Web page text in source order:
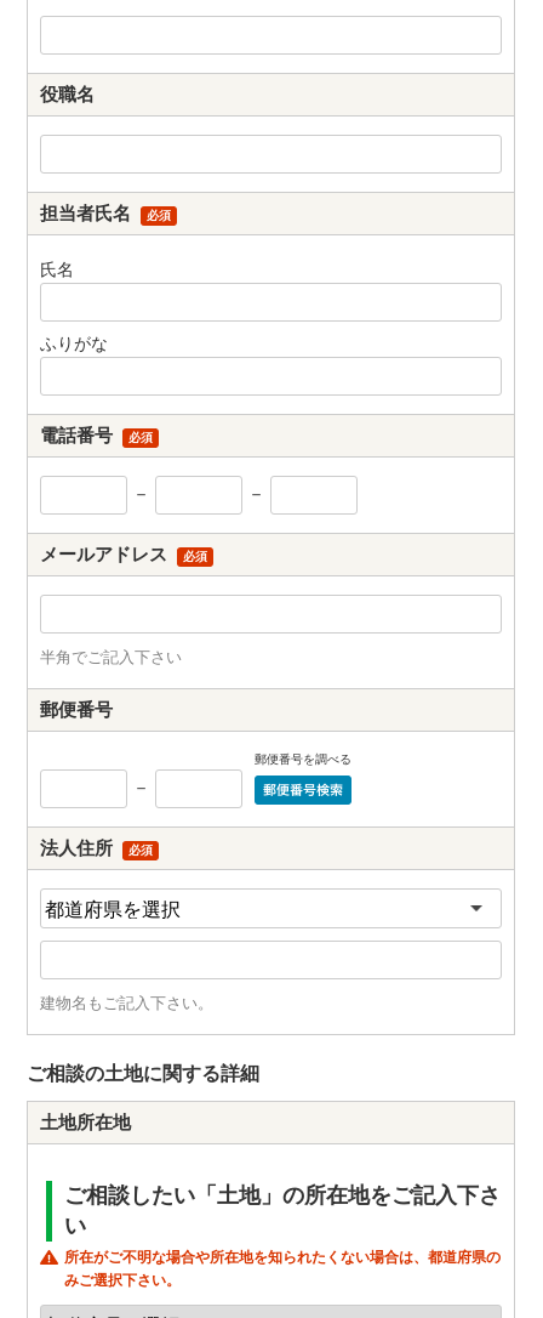
役職名
担当者氏名 必須
氏名
ふりがな
電話番号 必須
－ －
メールアドレス 必須
半角でご記入下さい
郵便番号
－
郵便番号を調べる
法人住所 必須
建物名もご記入下さい。
ご相談の土地に関する詳細
土地所在地
ご相談したい「土地」の所在地をご記入下さ
い
所在がご不明な場合や所在地を知られたくない場合は、都道府県の
みご選択下さい。